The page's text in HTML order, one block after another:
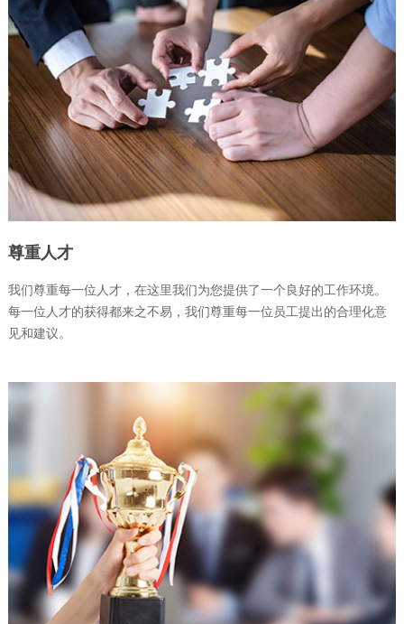
尊重人才
我们尊重每一位人才，在这里我们为您提供了一个良好的工作环境。
每一位人才的获得都来之不易，我们尊重每一位员工提出的合理化意
见和建议。